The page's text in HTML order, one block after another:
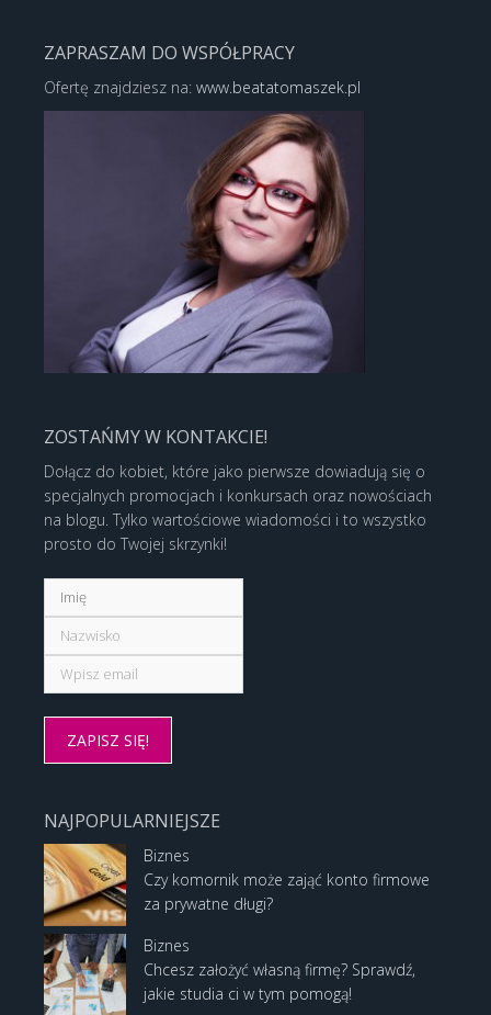
ZAPRASZAM DO WSPÓŁPRACY
Ofertę znajdziesz na: www.beatatomaszek.pl
ZOSTAŃMY W KONTAKCIE!
Dołącz do kobiet, które jako pierwsze dowiadują się o
specjalnych promocjach i konkursach oraz nowościach
na blogu. Tylko wartościowe wiadomości i to wszystko
prosto do Twojej skrzynki!
NAJPOPULARNIEJSZE
Biznes
Czy komornik może zająć konto firmowe
za prywatne długi?
Biznes
Chcesz założyć własną firmę? Sprawdź,
jakie studia ci w tym pomogą!